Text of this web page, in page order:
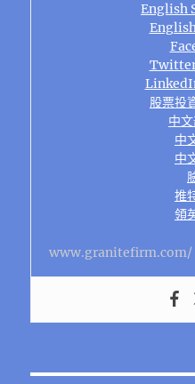
English
股票投
中
中
中
推
領
www.granitefirm.com/